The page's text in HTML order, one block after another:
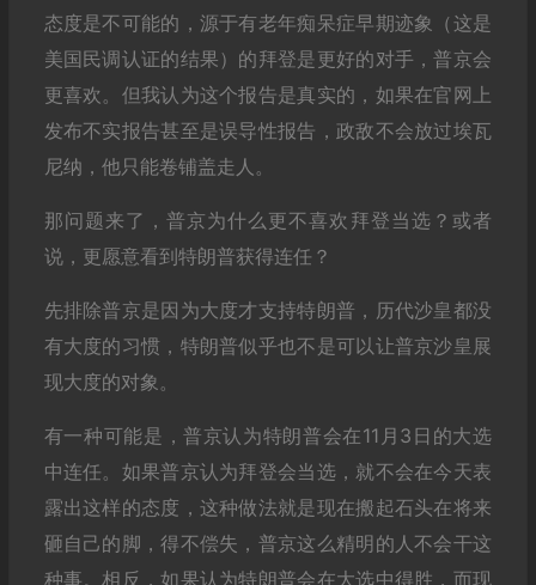
态度是不可能的，源于有老年痴呆症早期迹象（这是
美国民调认证的结果）的拜登是更好的对手，普京会
更喜欢。但我认为这个报告是真实的，如果在官网上
发布不实报告甚至是误导性报告，政敌不会放过埃瓦
尼纳，他只能卷铺盖走人。
那问题来了，普京为什么更不喜欢拜登当选？或者
说，更愿意看到特朗普获得连任？
先排除普京是因为大度才支持特朗普，历代沙皇都没
有大度的习惯，特朗普似乎也不是可以让普京沙皇展
现大度的对象。
有一种可能是，普京认为特朗普会在11月3日的大选
中连任。如果普京认为拜登会当选，就不会在今天表
露出这样的态度，这种做法就是现在搬起石头在将来
砸自己的脚，得不偿失，普京这么精明的人不会干这
种事。相反，如果认为特朗普会在大选中得胜，而现